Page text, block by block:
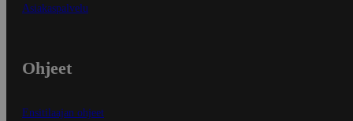
Asiakaspalvelu
Ohjeet
Ensitilaajan ohjeet